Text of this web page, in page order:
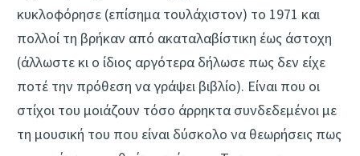
κυκλοφόρησε (επίσημα τουλάχιστον) το 1971 και
πολλοί τη βρήκαν από ακαταλαβίστικη έως άστοχη
(άλλωστε κι ο ίδιος αργότερα δήλωσε πως δεν είχε
ποτέ την πρόθεση να γράψει βιβλίο). Είναι που οι
στίχοι του μοιάζουν τόσο άρρηκτα συνδεδεμένοι με
τη μουσική του που είναι δύσκολο να θεωρήσεις πως